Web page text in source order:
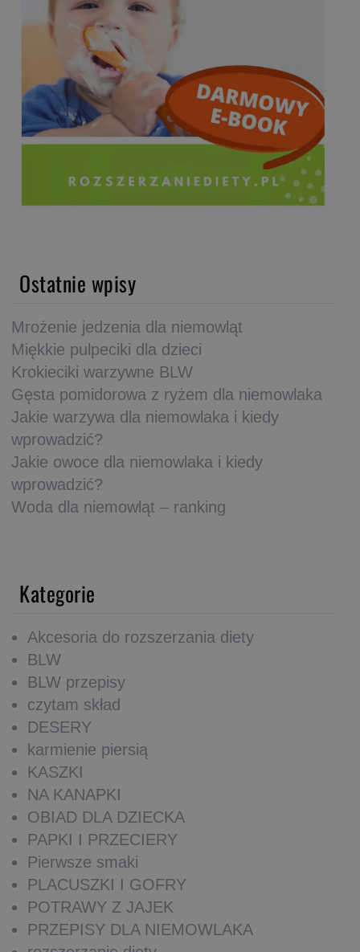
Ostatnie wpisy
Mrożenie jedzenia dla niemowląt
Miękkie pulpeciki dla dzieci
Krokieciki warzywne BLW
Gęsta pomidorowa z ryżem dla niemowlaka
Jakie warzywa dla niemowlaka i kiedy
wprowadzić?
Jakie owoce dla niemowlaka i kiedy
wprowadzić?
Woda dla niemowląt – ranking
Kategorie
Akcesoria do rozszerzania diety
BLW
BLW przepisy
czytam skład
DESERY
karmienie piersią
KASZKI
NA KANAPKI
OBIAD DLA DZIECKA
PAPKI I PRZECIERY
Pierwsze smaki
PLACUSZKI I GOFRY
POTRAWY Z JAJEK
PRZEPISY DLA NIEMOWLAKA